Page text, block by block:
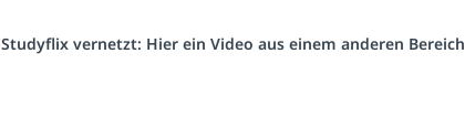
Studyflix vernetzt: Hier ein Video aus einem anderen Bereich